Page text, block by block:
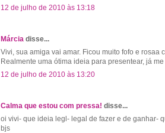
12 de julho de 2010 às 13:18
Márcia disse...
Vivi, sua amiga vai amar. Ficou muito fofo e rosaa
Realmente uma ótima ideia para presentear, já
12 de julho de 2010 às 13:20
Calma que estou com pressa! disse...
oi vivi- que ideia legl- legal de fazer e de ganhar-
bjs